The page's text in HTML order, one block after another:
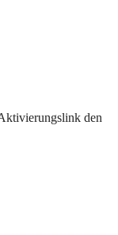
den